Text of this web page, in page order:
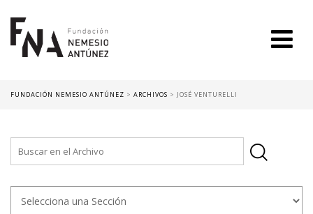
FUNDACIÓN NEMESIO ANTÚNEZ > ARCHIVOS > JOSÉ VENTURELLI